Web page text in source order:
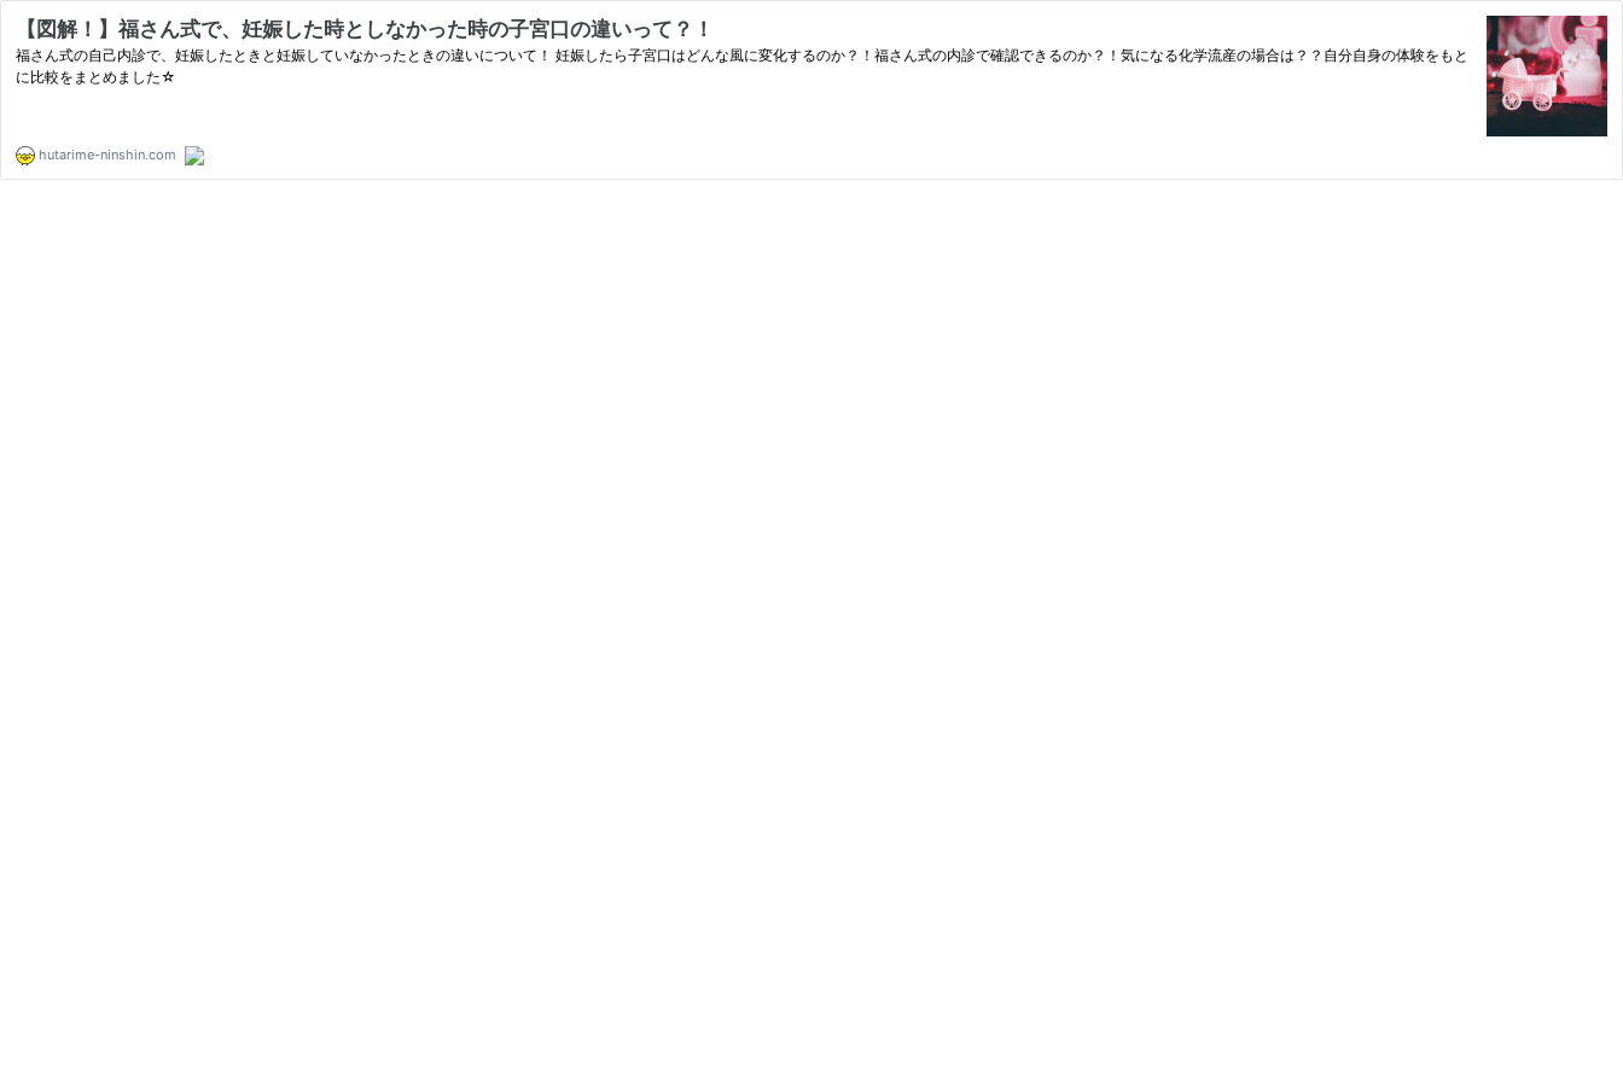
【図解！】福さん式で、妊娠した時としなかった時の子宮口の違いって？！
福さん式の自己内診で、妊娠したときと妊娠していなかったときの違いについて！ 妊娠したら子宮口はどんな風に変化するのか？！福さん式の内診で確認できるのか？！気になる化学流産の場合は？？自分自身の体験をもと
に比較をまとめました☆
hutarime-ninshin.com